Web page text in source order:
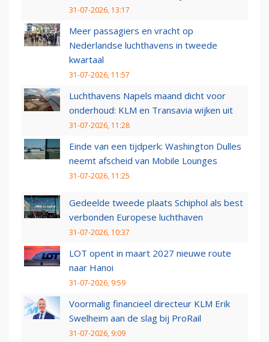
31-07-2026, 13:17
Meer passagiers en vracht op
Nederlandse luchthavens in tweede
kwartaal
31-07-2026, 11:57
Luchthavens Napels maand dicht voor
onderhoud: KLM en Transavia wijken uit
31-07-2026, 11:28
Einde van een tijdperk: Washington Dulles
neemt afscheid van Mobile Lounges
31-07-2026, 11:25
Gedeelde tweede plaats Schiphol als best
verbonden Europese luchthaven
31-07-2026, 10:37
LOT opent in maart 2027 nieuwe route
naar Hanoi
31-07-2026, 9:59
Voormalig financieel directeur KLM Erik
Swelheim aan de slag bij ProRail
31-07-2026, 9:09